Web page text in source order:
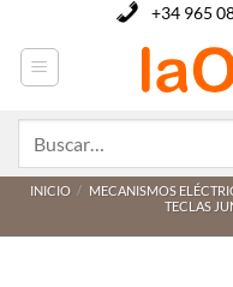
contenido
+34 965
INICIO / MECANISMOS
TECLAS